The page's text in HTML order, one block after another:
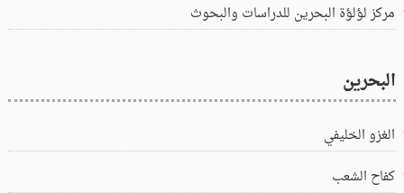
مركز لؤلؤة البحرين للدراسات والبحوث
البحرين
الغزو الخليفي
كفاح الشعب